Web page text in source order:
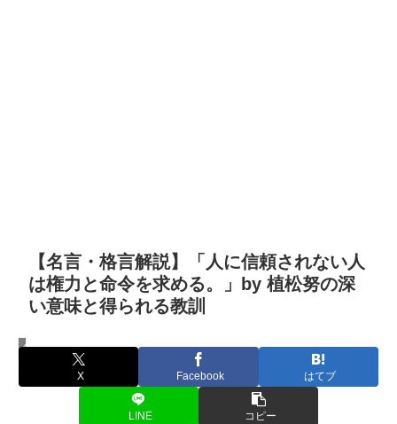
【名言・格言解説】「人に信頼されない人
は権力と命令を求める。」by 植松努の深
い意味と得られる教訓
名言・格言
X Facebook はてブ
LINE コピー